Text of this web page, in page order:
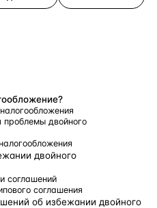
Турция · 2
проблемы двойного
двойного
соглашений
соглашения
об избежании двойного